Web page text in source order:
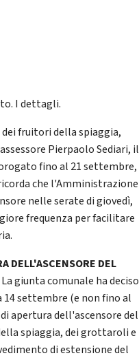
I dettagli.
fruitori della spiaggia,
Pierpaolo Sediari, il
fino al 21 settembre,
che l'Amministrazione
nelle serate di giovedì,
frequenza per facilitare
DELL'ASCENSORE DEL
La giunta comunale ha deciso
settembre (e non fino al
apertura dell'ascensore del
spiaggia, dei grottaroli e
di estensione del